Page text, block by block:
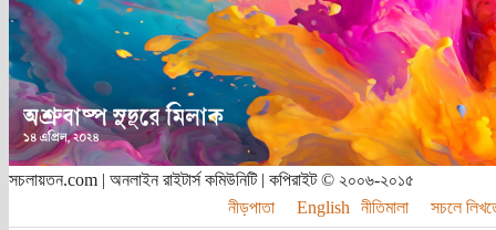
সচলায়তন.com | অনলাইন রাইটার্স কমিউনিটি | কপিরাইট © ২০০৬-২০১৫
নীড়পাতা
English নীতিমালা সচলে